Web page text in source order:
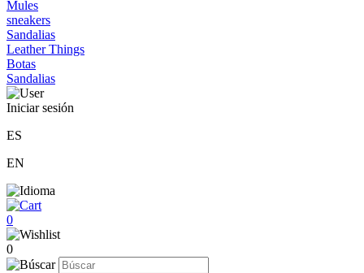
Mules
sneakers
Sandalias
Leather Things
Botas
Sandalias
Iniciar sesión
ES
EN
0
0